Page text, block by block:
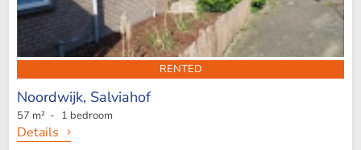
RENTED
Noordwijk, Salviahof
57 m² - 1 bedroom
Details